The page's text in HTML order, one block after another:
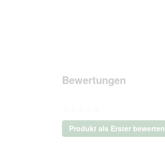
Bewertungen
Kein
Beurteilungswert
Produkt als Erster bewerten
.